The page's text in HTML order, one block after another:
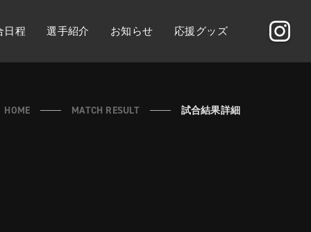
日程 選手紹介 お知らせ 応援グッズ
HOME MATCH RESULT 試合結果詳細